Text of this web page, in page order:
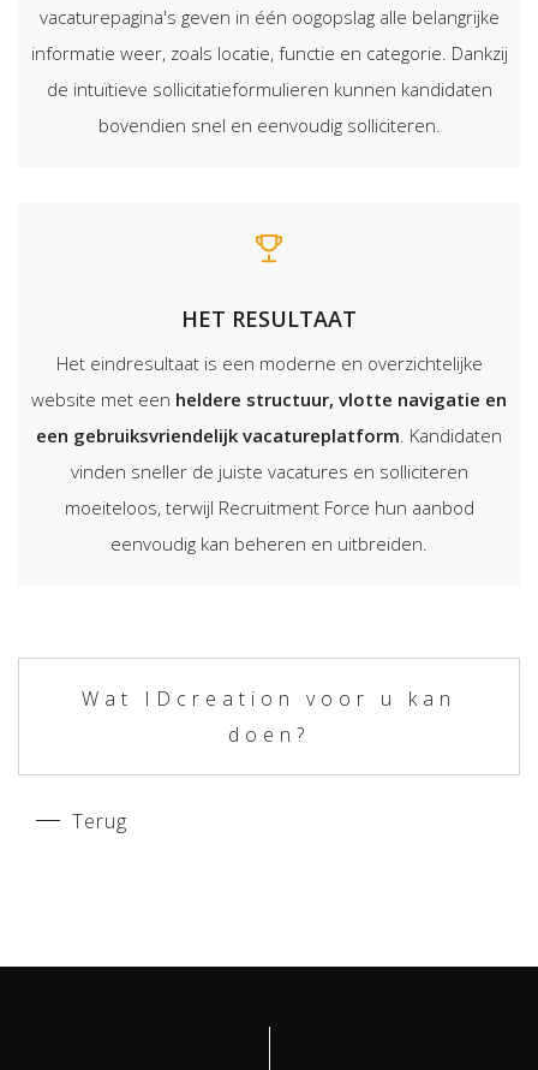
vacaturepagina's geven in één oogopslag alle belangrijke
informatie weer, zoals locatie, functie en categorie. Dankzij
de intuïtieve sollicitatieformulieren kunnen kandidaten
bovendien snel en eenvoudig solliciteren.
HET RESULTAAT
Het eindresultaat is een moderne en overzichtelijke
website met een heldere structuur, vlotte navigatie en
een gebruiksvriendelijk vacatureplatform . Kandidaten
vinden sneller de juiste vacatures en solliciteren
moeiteloos, terwijl Recruitment Force hun aanbod
eenvoudig kan beheren en uitbreiden.
Wat IDcreation voor u kan
doen?
Terug